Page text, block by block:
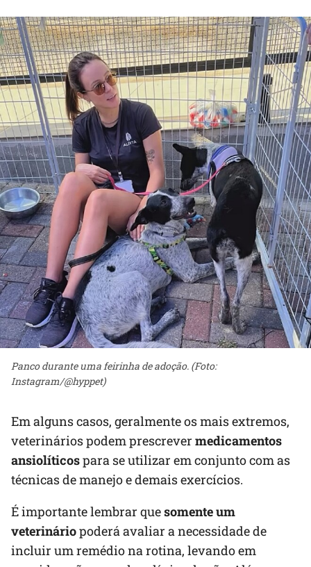
Panco durante uma feirinha de adoção. (Foto:
Instagram/@hyppet)
Em alguns casos, geralmente os mais extremos,
veterinários podem prescrever medicamentos
ansiolíticospara se utilizar em conjunto com as
técnicas de manejo e demais exercícios.
É importante lembrar quesomente um
veterináriopoderá avaliar a necessidade de
incluir um remédio na rotina, levando em